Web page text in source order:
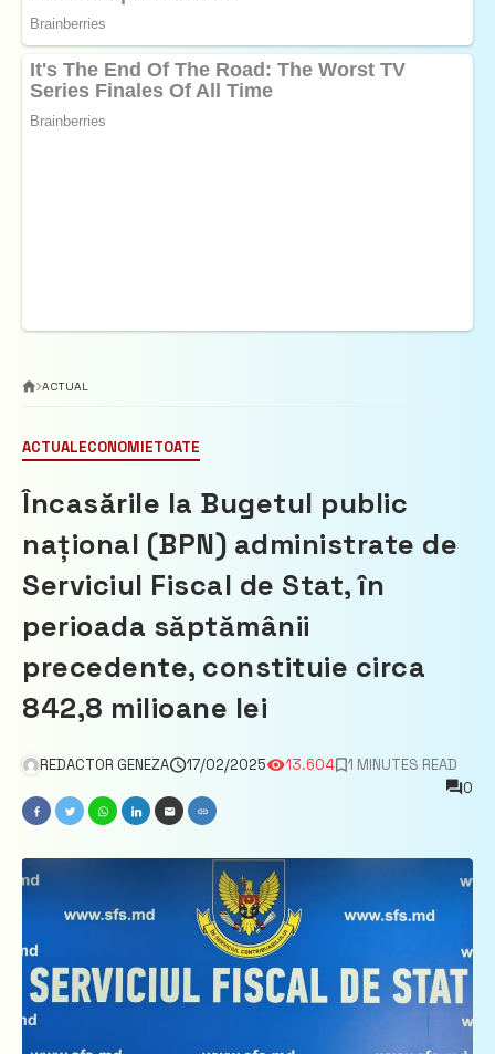
ACTUAL
ACTUALECONOMIETOATE
Încasările la Bugetul public
național (BPN) administrate de
Serviciul Fiscal de Stat, în
perioada săptămânii
precedente, constituie circa
842,8 milioane lei
REDACTOR GENEZA 17/02/2025 13.604
1 MINUTES READ
0